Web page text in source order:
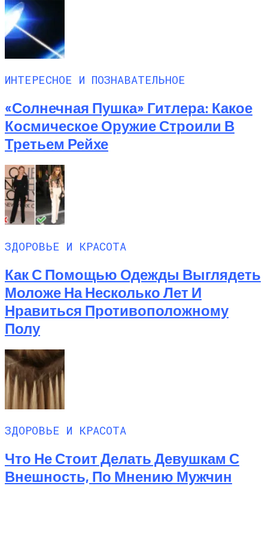
ИНТЕРЕСНОЕ И ПОЗНАВАТЕЛЬНОЕ
«Солнечная Пушка» Гитлера: Какое
Космическое Оружие Строили В
Третьем Рейхе
ЗДОРОВЬЕ И КРАСОТА
Как С Помощью Одежды Выглядеть
Моложе На Несколько Лет И
Нравиться Противоположному
Полу
ЗДОРОВЬЕ И КРАСОТА
Что Не Стоит Делать Девушкам С
Внешность, По Мнению Мужчин